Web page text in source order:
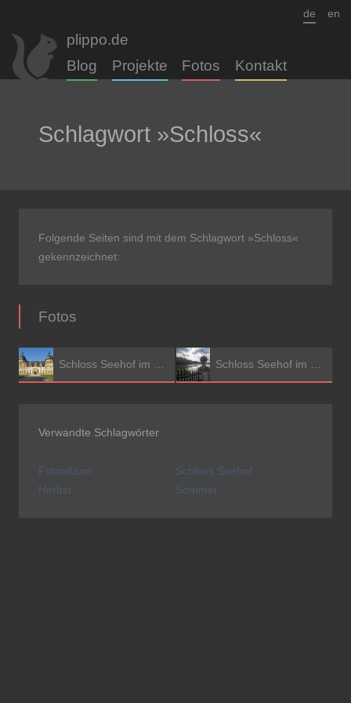
plippo.de
Blog
Projekte Fotos Kontakt
de en
Schlagwort »Schloss«
Folgende Seiten sind mit dem Schlagwort »Schloss«
gekennzeichnet:
Fotos
Schloss Seehof im Sommer Schloss Seehof im Herbst
Verwandte Schlagwörter
Fotoalbum
Herbst
Schloss Seehof
Sommer